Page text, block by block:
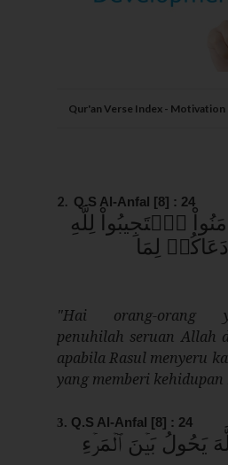
Qur'an Verse Index -
2. Q.S Al-Anfal [8] : 24
ٱسۡتَجِيبُواْ لِلَّهِ
لِمَا
"Hai orang-orang
penuhilah seruan Allah
apabila Rasul menyeru
yang memberi
3. Q.S Al-Anfal [8] : 24
يَحُولُ بَيۡنَ ٱلۡمَرۡءِ